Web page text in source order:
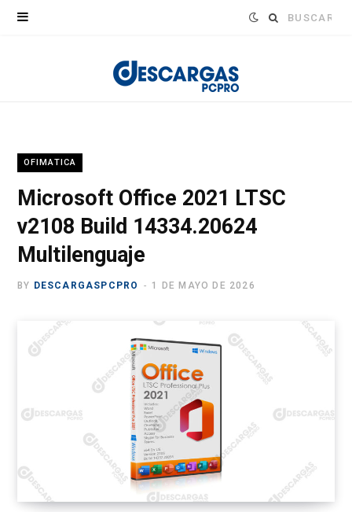
Buscar:
OFIMATICA
Microsoft Office 2021 LTSC
v2108 Build 14334.20624
Multilenguaje
BY DESCARGASPCPRO 1 DE MAYO DE 2026